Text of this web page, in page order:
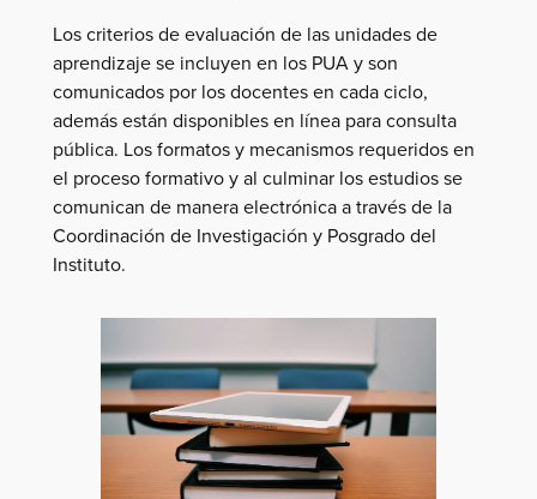
Los criterios de evaluación de las unidades de
aprendizaje se incluyen en los PUA y son
comunicados por los docentes en cada ciclo,
además están disponibles en línea para consulta
pública. Los formatos y mecanismos requeridos en
el proceso formativo y al culminar los estudios se
comunican de manera electrónica a través de la
Coordinación de Investigación y Posgrado del
Instituto.